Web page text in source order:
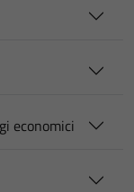
economici